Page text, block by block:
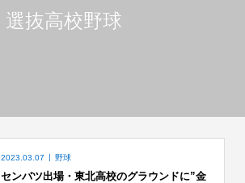
選抜高校野球
2023.03.07 野球
センバツ出場・東北高校のグラウンドに”金